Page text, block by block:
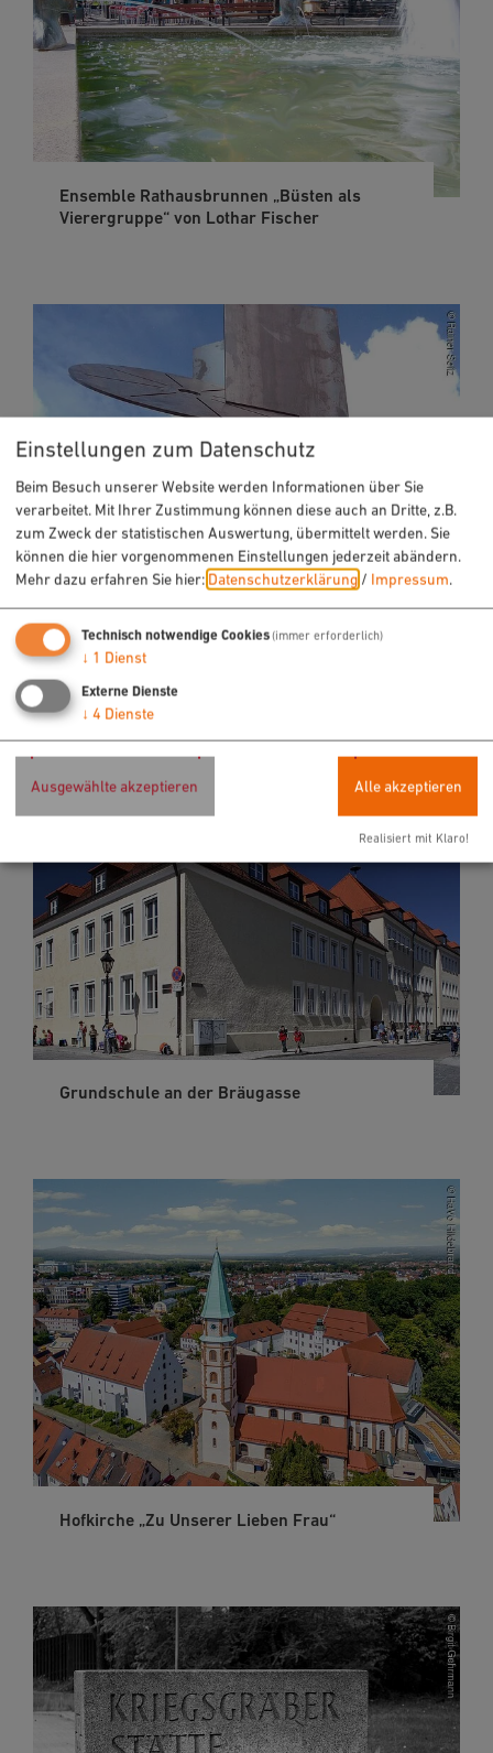
Ensemble Rathausbrunnen „Büsten als
Vierergruppe“ von Lothar Fischer
Eppelein-Denkmal von Franz Pröbster
Kunzel
Grundschule an der Bräugasse
Hofkirche „Zu Unserer Lieben Frau“
Einstellungen zum Datenschutz
Beim Besuch unserer Website werden Informationen über Sie
verarbeitet. Mit Ihrer Zustimmung können diese auch an Dritte, z.B.
zum Zweck der statistischen Auswertung, übermittelt werden. Sie
können die hier vorgenommenen Einstellungen jederzeit abändern.
Mehr dazu erfahren Sie hier: Datenschutzerklärung / Impressum.
Technisch notwendige Cookies(immer erforderlich)
↓ 1 Dienst
Externe Dienste
↓ 4 Dienste
Ausgewählte akzeptieren Alle akzeptieren
Realisiert mit Klaro!